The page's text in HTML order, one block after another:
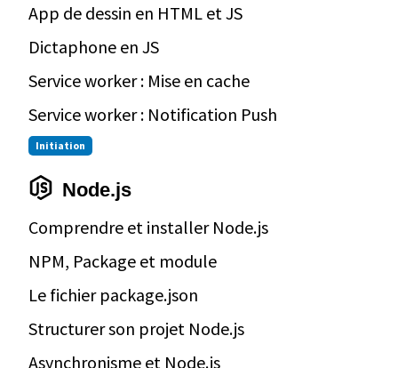
App de dessin en HTML et JS
Dictaphone en JS
Service worker : Mise en cache
Service worker : Notification Push
Initiation
Node.js
Comprendre et installer Node.js
NPM, Package et module
Le fichier package.json
Structurer son projet Node.js
Asynchronisme et Node.js